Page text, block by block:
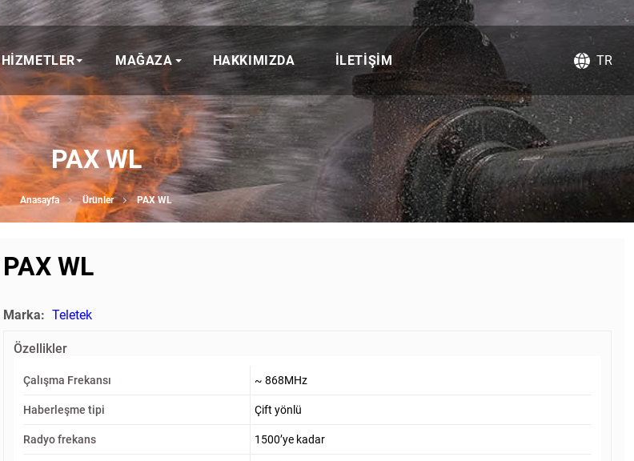
HIZMETLER MAĞAZA HAKKIMIZDA İLETIŞIM TR
PAX WL
Anasayfa Ürünler PAX WL
PAX WL
Marka: Teletek
Özellikler
Çalışma Frekansı ~ 868MHz
Haberleşme tipi Çift yönlü
Radyo frekans 1500’ye kadar